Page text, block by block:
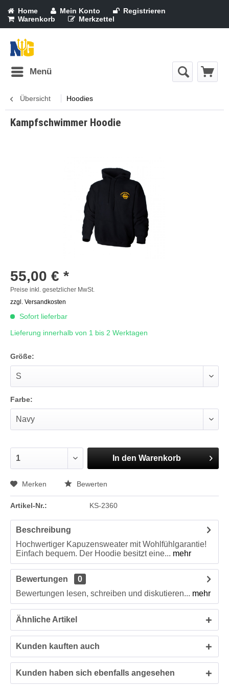
Home Mein Konto
Registrieren
Warenkorb
Merkzettel
Menü
Übersicht Hoodies
Kampfschwimmer Hoodie
55,00 € *
Preise inkl. gesetzlicher MwSt.
zzgl. Versandkosten
Sofort lieferbar
Lieferung innerhalb von 1 bis 2 Werktagen
Größe:
Farbe:
In den Warenkorb
Merken Bewerten
Artikel-Nr.: KS-2360
Beschreibung
Hochwertiger Kapuzensweater mit Wohlfühlgarantie!
Einfach bequem. Der Hoodie besitzt eine... mehr
Bewertungen
0
Bewertungen lesen, schreiben und diskutieren... mehr
Ähnliche Artikel
Kunden kauften auch
Kunden haben sich ebenfalls angesehen